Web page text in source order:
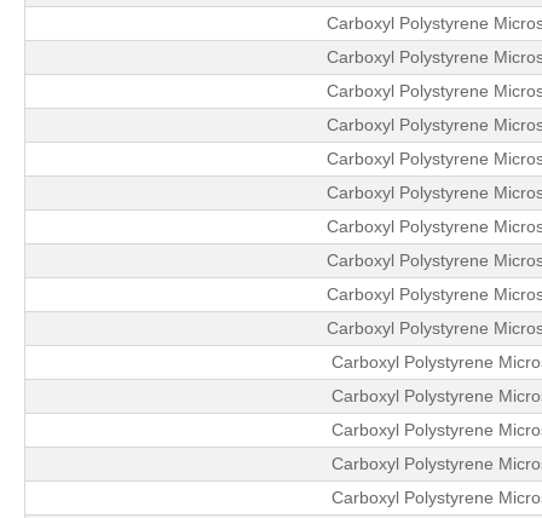
Carboxyl Polystyrene
Carboxyl Polystyrene
Carboxyl Polystyrene
Carboxyl Polystyrene
Carboxyl Polystyrene
Carboxyl Polystyrene
Carboxyl Polystyrene
Carboxyl Polystyrene
Carboxyl Polystyrene
Carboxyl Polystyrene
Carboxyl Polystyrene
Carboxyl Polystyrene
Carboxyl Polystyrene
Carboxyl Polystyrene
Carboxyl Polystyrene